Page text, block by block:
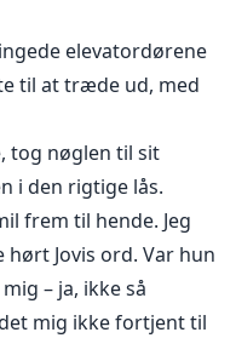
elevatordørene
til at træde ud, med
tog nøglen til sit
i den rigtige lås.
frem til hende. Jeg
Jovis ord. Var hun
– ja, ikke så
mig ikke fortjent til